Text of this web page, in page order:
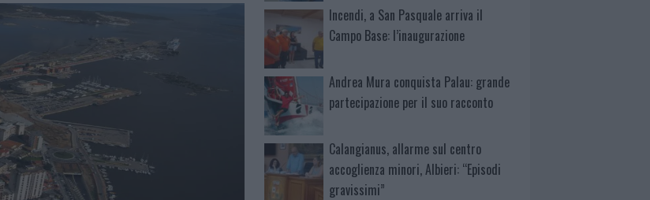
Incendi, a San Pasquale arriva il
Campo Base: l’inaugurazione
Andrea Mura conquista Palau: grande
partecipazione per il suo racconto
Calangianus, allarme sul centro
accoglienza minori, Albieri: “Episodi
gravissimi”